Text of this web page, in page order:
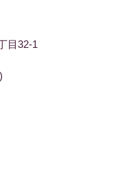
目32-1